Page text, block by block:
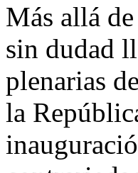
Más allá
sin dudad
plenarias
la